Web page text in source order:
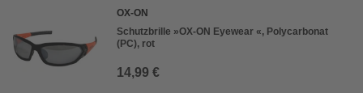
OX-ON
Schutzbrille »OX-ON Eyewear «, Polycarbonat
(PC), rot
14,99 €